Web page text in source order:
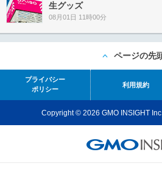
生グッズ
08月01日 11時00分
ページの先
プライバシー
ポリシー
利用規約
Copyright © 2026 GMO INSIGHT